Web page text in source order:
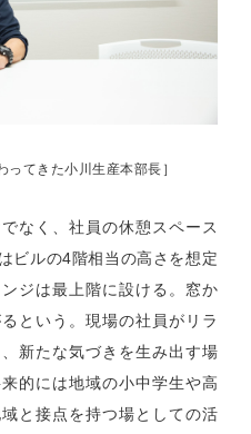
ってきた小川生産本部長］
なく、社員の休憩スペース
ビルの4階相当の高さを想定
ジは最上階に設ける。窓か
という。現場の社員がリラ
新たな気づきを生み出す場
的には地域の小中学生や高
と接点を持つ場としての活